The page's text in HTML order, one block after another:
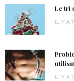
Le tri
IL Y A
IL Y A